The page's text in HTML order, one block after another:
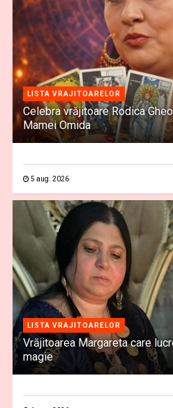
LISTA VRAJITOARELOR
Celebra vrăjitoare Rodica
Mamei Omida
5 aug. 2026
LISTA VRAJITOARELOR
Vrăjitoarea Margareta care
magie